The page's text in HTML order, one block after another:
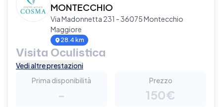
MONTECCHIO
Via Madonnetta 231 - 36075 Montecchio
Maggiore
28.4 km
Visita Oculistica
Vedi altre prestazioni
Prima disponibilità
-
Prezzo
150€